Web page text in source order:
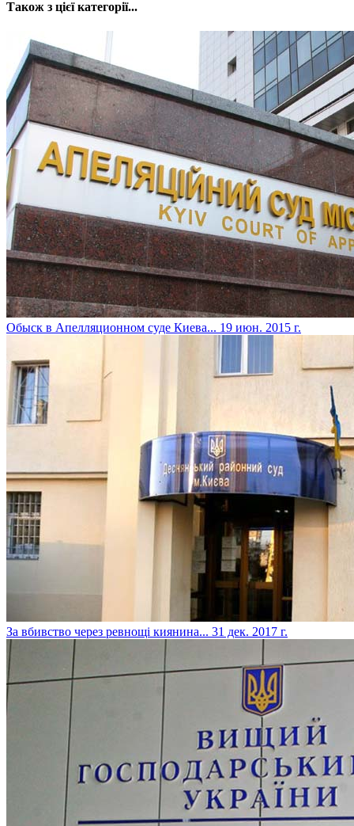
Також з цієї категорії...
Обыск в Апелляционном суде Киева... 19 июн. 2015 г.
​За вбивство через ревнощі киянина... 31 дек. 2017 г.